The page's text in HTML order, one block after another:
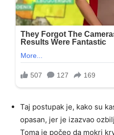
Taj postupak je, kako su
opasan, jer je izazvao
Toma je počeo da mokri